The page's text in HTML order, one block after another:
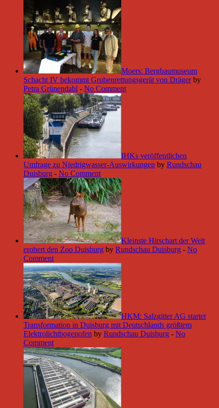
Moers: Bergbaumuseum
Schacht IV bekommt Grubenrettungsgerät von Dräger by
Petra Grünendahl - No Comment
IHKs veröffentlichen
Umfrage zu Niedrigwasser-Auswirkungen by Rundschau
Duisburg - No Comment
Kleinste Hirschart der Welt
erobert den Zoo Duisburg by Rundschau Duisburg - No
Comment
HKM: Salzgitter AG startet
Transformation in Duisburg mit Deutschlands größtem
Elektrolichtbogenofen by Rundschau Duisburg - No
Comment